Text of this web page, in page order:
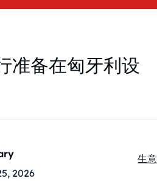
准备在匈牙利设
2026
生意